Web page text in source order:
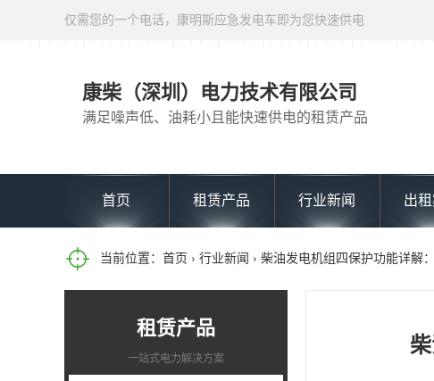
仅需您的一个电话，康明斯应急发电车即为您快速供电
康柴（深圳）电力技术有限公司
满足噪声低、油耗小且能快速供电的租赁产品
首页 租赁产品 行业新闻 出租
当前位置： 首页 › 行业新闻 › 柴油发电机组四保护功能详解
租赁产品
一站式电力解决方案